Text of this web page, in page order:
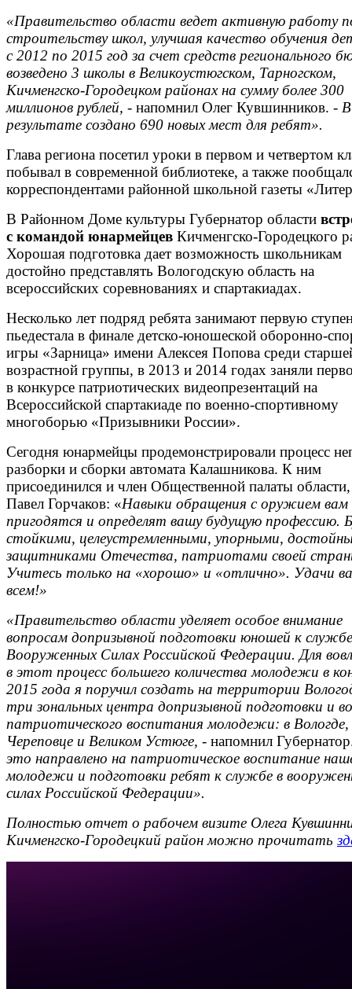
«Правительство области ведет активную работу
строительству школ, улучшая качество обучения
с 2012 по 2015 год за счет средств регионального
возведено 3 школы в Великоустюгском, Тарногском,
Кичменгско-Городецком районах на сумму более 300
миллионов рублей, - напомнил Олег Кувшинников. - В
результате создано 690 новых мест для ребят».
Глава региона посетил уроки в первом и четвертом
побывал в современной библиотеке, а также
корреспондентами районной школьной газеты
В Районном Доме культуры Губернатор области
с командой юнармейцев Кичменгско-Городецкого
Хорошая подготовка дает возможность школьникам
достойно представлять Вологодскую область на
всероссийских соревнованиях и спартакиадах.
Несколько лет подряд ребята занимают первую
пьедестала в финале детско-юношеской оборонно-
игры «Зарница» имени Алексея Попова среди
возрастной группы, в 2013 и 2014 годах заняли
в конкурсе патриотических видеопрезентаций на
Всероссийской спартакиаде по военно-спортивному
многоборью «Призывники России».
Сегодня юнармейцы продемонстрировали процесс
разборки и сборки автомата Калашникова. К ним
присоединился и член Общественной палаты области,
Павел Горчаков: «Навыки обращения с оружием вам
пригодятся и определят вашу будущую профессию.
стойкими, целеустремленными, упорными,
защитниками Отечества, патриотами своей
Учитесь только на «хорошо» и «отлично». Удачи
всем!»
«Правительство области уделяет особое внимание
вопросам допризывной подготовки юношей к
Вооруженных Силах Российской Федерации. Для
в этот процесс большего количества молодежи в
2015 года я поручил создать на территории
три зональных центра допризывной подготовки и
патриотического воспитания молодежи: в Вологде,
Череповце и Великом Устюге, - напомнил
это направлено на патриотическое воспитание
молодежи и подготовки ребят к службе в
силах Российской Федерации».
Полностью отчет о рабочем визите Олега
Кичменгско-Городецкий район можно прочитать